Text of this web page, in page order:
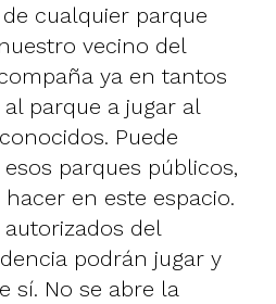
cualquier parque
vecino del
ya en tantos
parque a jugar al
Puede
parques públicos,
en este espacio.
del
podrán jugar y
sí. No se abre la